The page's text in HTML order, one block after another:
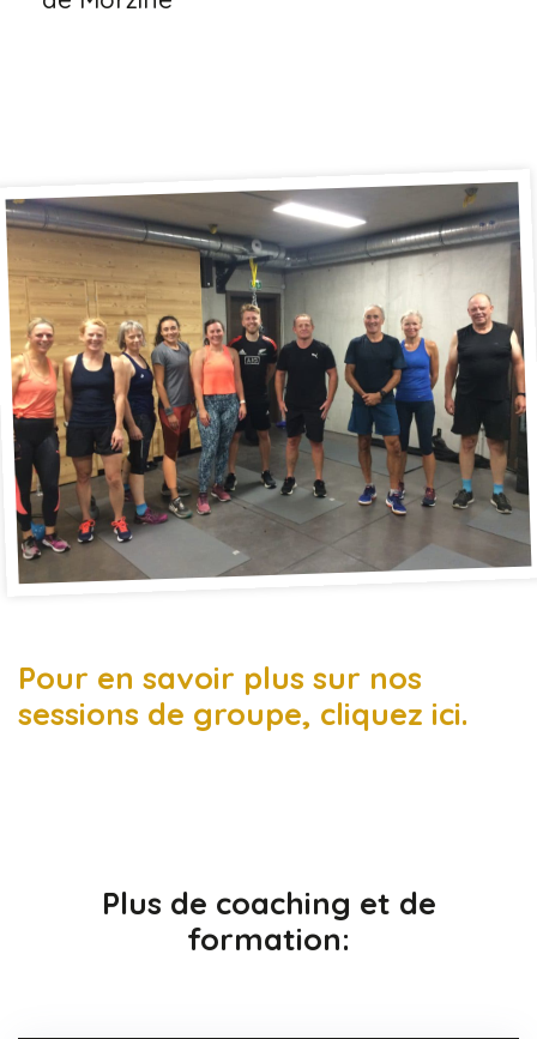
Pour en savoir plus sur nos
sessions de groupe, cliquez ici.
Plus de coaching et de
formation: